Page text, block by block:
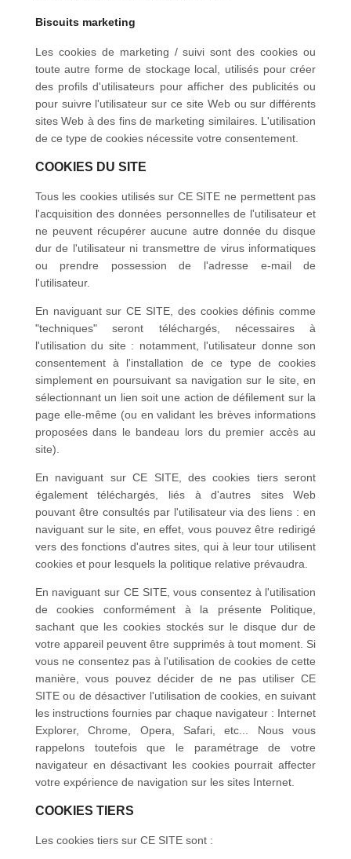
Biscuits marketing
Les cookies de marketing / suivi sont des cookies ou
toute autre forme de stockage local, utilisés pour créer
des profils d'utilisateurs pour afficher des publicités ou
pour suivre l'utilisateur sur ce site Web ou sur différents
sites Web à des fins de marketing similaires. L'utilisation
de ce type de cookies nécessite votre consentement.
COOKIES DU SITE
Tous les cookies utilisés sur CE SITE ne permettent pas
l'acquisition des données personnelles de l'utilisateur et
ne peuvent récupérer aucune autre donnée du disque
dur de l'utilisateur ni transmettre de virus informatiques
ou prendre possession de l'adresse e-mail de
l'utilisateur.
En naviguant sur CE SITE, des cookies définis comme
"techniques" seront téléchargés, nécessaires à
l'utilisation du site : notamment, l'utilisateur donne son
consentement à l'installation de ce type de cookies
simplement en poursuivant sa navigation sur le site, en
sélectionnant un lien soit une action de défilement sur la
page elle-même (ou en validant les brèves informations
proposées dans le bandeau lors du premier accès au
site).
En naviguant sur CE SITE, des cookies tiers seront
également téléchargés, liés à d'autres sites Web
pouvant être consultés par l'utilisateur via des liens : en
naviguant sur le site, en effet, vous pouvez être redirigé
vers des fonctions d'autres sites, qui à leur tour utilisent
cookies et pour lesquels la politique relative prévaudra.
En naviguant sur CE SITE, vous consentez à l'utilisation
de cookies conformément à la présente Politique,
sachant que les cookies stockés sur le disque dur de
votre appareil peuvent être supprimés à tout moment. Si
vous ne consentez pas à l'utilisation de cookies de cette
manière, vous pouvez décider de ne pas utiliser CE
SITE ou de désactiver l'utilisation de cookies, en suivant
les instructions fournies par chaque navigateur : Internet
Explorer, Chrome, Opera, Safari,
etc... Nous vous
rappelons toutefois que le paramétrage de votre
navigateur en désactivant les cookies pourrait affecter
votre expérience de navigation sur les sites Internet.
COOKIES TIERS
Les cookies tiers sur CE SITE sont :